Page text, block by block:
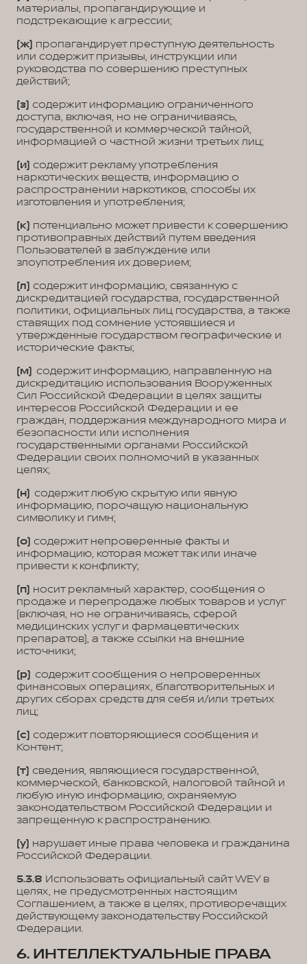
материалы, пропагандирующие и
подстрекающие к агрессии;
(ж) пропагандирует преступную деятельность
или содержит призывы, инструкции или
руководства по совершению преступных
действий;
(з) содержит информацию ограниченного
доступа, включая, но не ограничиваясь,
государственной и коммерческой тайной,
информацией о частной жизни третьих лиц;
(и) содержит рекламу употребления
наркотических веществ, информацию о
распространении наркотиков, способы их
изготовления и употребления;
(к) потенциально может привести к совершению
противоправных действий путем введения
Пользователей в заблуждение или
злоупотребления их доверием;
(л) содержит информацию, связанную с
дискредитацией государства, государственной
политики, официальных лиц государства, а также
ставящих под сомнение устоявшиеся и
утвержденные государством географические и
исторические факты;
(м) содержит информацию, направленную на
дискредитацию использования Вооруженных
Сил Российской Федерации в целях защиты
интересов Российской Федерации и ее
граждан, поддержания международного мира и
безопасности или исполнения
государственными органами Российской
Федерации своих полномочий в указанных
целях;
(н) содержит любую скрытую или явную
информацию, порочащую национальную
символику и гимн;
(о) содержит непроверенные факты и
информацию, которая может так или иначе
привести к конфликту;
(п) носит рекламный характер, сообщения о
продаже и перепродаже любых товаров и услуг
(включая, но не ограничиваясь, сферой
медицинских услуг и фармацевтических
препаратов), а также ссылки на внешние
источники;
(р) содержит сообщения о непроверенных
финансовых операциях, благотворительных и
других сборах средств для себя и/или третьих
лиц;
(с) содержит повторяющиеся сообщения и
Контент;
(т) сведения, являющиеся государственной,
коммерческой, банковской, налоговой тайной и
любую иную информацию, охраняемую
законодательством Российской Федерации и
запрещенную к распространению.
(у) нарушает иные права человека и гражданина
Российской Федерации.
5.3.8 Использовать официальный сайт WEY в
целях, не предусмотренных настоящим
Соглашением, а также в целях, противоречащих
действующему законодательству Российской
Федерации.
6. ИНТЕЛЛЕКТУАЛЬНЫЕ ПРАВА